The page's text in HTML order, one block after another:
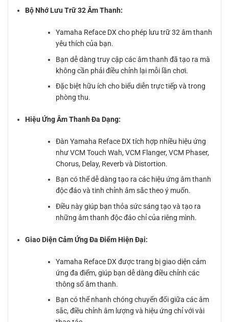
Bộ Nhớ Lưu Trữ 32 Âm Thanh:
Yamaha Reface DX cho phép lưu trữ 32 âm thanh
yêu thích của bạn.
Bạn dễ dàng truy cập các âm thanh đã tạo ra mà
không cần phải điều chỉnh lại mỗi lần chơi.
Đặc biệt hữu ích cho biểu diễn trực tiếp và trong
phòng thu.
Hiệu Ứng Âm Thanh Đa Dạng:
Đàn Yamaha Reface DX tích hợp nhiều hiệu ứng
như VCM Touch Wah, VCM Flanger, VCM Phaser,
Chorus, Delay, Reverb và Distortion.
Bạn có thể dễ dàng tạo ra các hiệu ứng âm thanh
độc đáo và tinh chỉnh âm sắc theo ý muốn.
Điều này giúp bạn thỏa sức sáng tạo và tạo ra
những âm thanh độc đáo chỉ của riêng mình.
Giao Diện Cảm Ứng Đa Điểm Hiện Đại:
Yamaha Reface DX được trang bị giao diện cảm
ứng đa điểm, giúp bạn dễ dàng điều chỉnh các
thông số âm thanh.
Bạn có thể nhanh chóng chuyển đổi giữa các âm
sắc, điều chỉnh âm lượng và hiệu ứng chỉ với vài